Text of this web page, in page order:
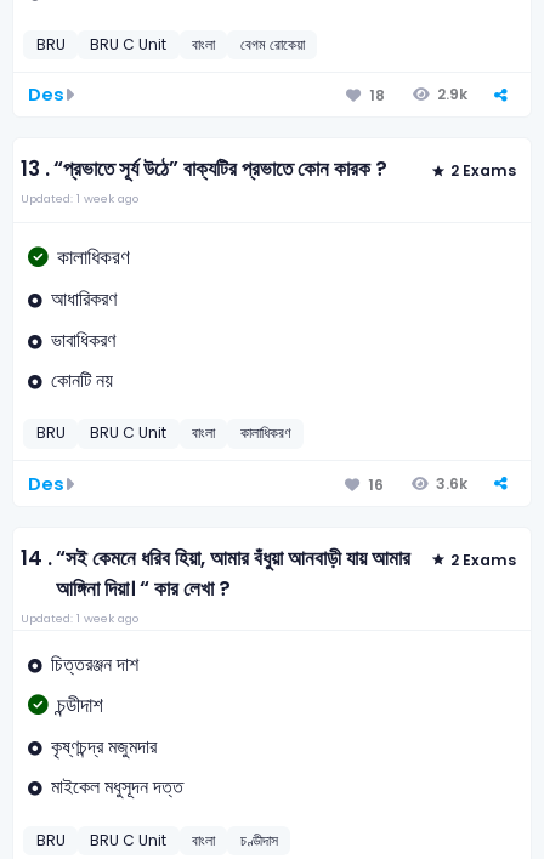
BRU BRU C Unit বাংলা বেগম রোকেয়া
Des 18 2.9k
13 .“প্রভাতে সূর্য উঠে” বাক্যটির প্রভাতে কোন কারক ? 2 Exams
Updated: 1 week ago
কালাধিকরণ
আধারিকরণ
ভাবাধিকরণ
কোনটি নয়
BRU BRU C Unit বাংলা কালাধিকরণ
Des 16 3.6k
14 .“সই কেমনে ধরিব হিয়া, আমার বঁধুয়া আনবাড়ী যায় আমার
আঙ্গিনা দিয়া। “ কার লেখা ?
2 Exams
Updated: 1 week ago
চিত্তরঞ্জন দাশ
চন্ডীদাশ
কৃষ্ণচন্দ্র মজুমদার
মাইকেল মধুসূদন দত্ত
BRU BRU C Unit বাংলা চণ্ডীদাস